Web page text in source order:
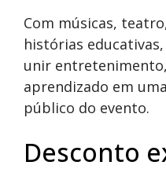
Com músicas,
histórias
unir
aprendizado em
público do evento.
Desconto